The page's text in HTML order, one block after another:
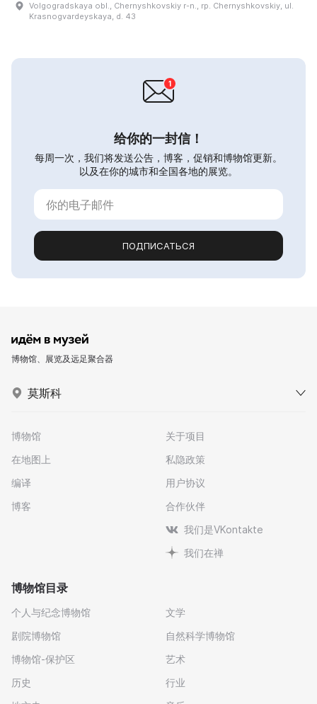
Volgogradskaya obl., Chernyshkovskiy r-n., rp. Chernyshkovskiy, ul.
Krasnogvardeyskaya, d. 43
给你的一封信！
每周一次，我们将发送公告，博客，促销和博物馆更新。
以及在你的城市和全国各地的展览。
ПОДПИСАТЬСЯ
博物馆、展览及远足聚合器
莫斯科
博物馆
在地图上
编译
博客
关于项目
私隐政策
用户协议
合作伙伴
我们是VKontakte
我们在禅
博物馆目录
个人与纪念博物馆
剧院博物馆
博物馆-保护区
历史
文学
自然科学博物馆
艺术
行业